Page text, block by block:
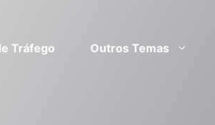
Tráfego Outros Temas